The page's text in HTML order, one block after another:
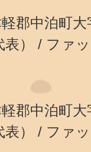
郡中泊町大
表） / ファ
郡中泊町大
表） / ファ